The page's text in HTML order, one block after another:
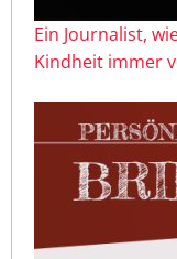
Ein Journalist,
Kindheit immer